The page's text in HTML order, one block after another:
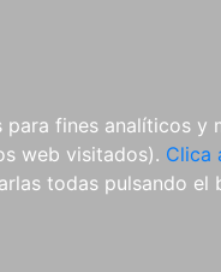
fines analíticos
web visitados). Clica
todas pulsando el
E-